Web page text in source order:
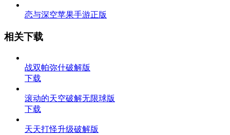
恋与深空苹果手游正版
相关下载
战双帕弥什破解版
下载
滚动的天空破解无限球版
下载
天天打怪升级破解版